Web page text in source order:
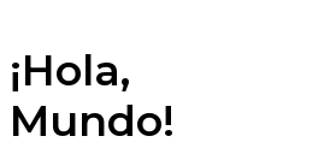
¡Hola,
Mundo!